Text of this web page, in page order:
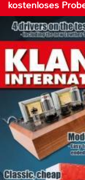
kostenloses